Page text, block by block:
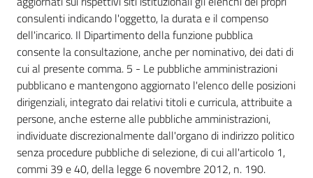
consulenti indicando l'oggetto, la durata e il compenso
dell'incarico. Il Dipartimento della funzione pubblica
consente la consultazione, anche per nominativo, dei dati di
cui al presente comma. 5 - Le pubbliche amministrazioni
pubblicano e mantengono aggiornato l'elenco delle posizioni
dirigenziali, integrato dai relativi titoli e curricula, attribuite a
persone, anche esterne alle pubbliche amministrazioni,
individuate discrezionalmente dall'organo di indirizzo politico
senza procedure pubbliche di selezione, di cui all'articolo 1,
commi 39 e 40, della legge 6 novembre 2012, n. 190.